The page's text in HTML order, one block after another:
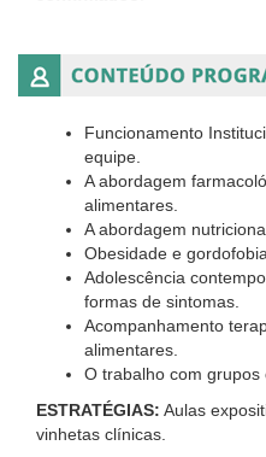
Funcionamento
equipe.
A abordagem
alimentares.
A abordagem
Obesidade e gordofobia.
Adolescência
formas de sintomas.
Acompanhamento
alimentares.
O trabalho com grupos
ESTRATÉGIAS: Aulas
vinhetas clínicas.